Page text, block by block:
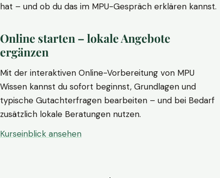
hat – und ob du das im MPU-Gespräch erklären kannst.
Online starten – lokale Angebote
ergänzen
Mit der interaktiven Online-Vorbereitung von MPU
Wissen kannst du sofort beginnst, Grundlagen und
typische Gutachterfragen bearbeiten – und bei Bedarf
zusätzlich lokale Beratungen nutzen.
Kurseinblick ansehen